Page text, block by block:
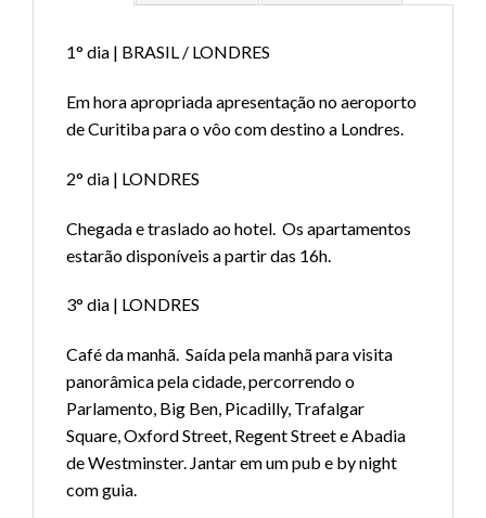
1° dia | BRASIL / LONDRES
Em hora apropriada apresentação no aeroporto
de Curitiba para o vôo com destino a Londres.
2° dia | LONDRES
Chegada e traslado ao hotel. Os apartamentos
estarão disponíveis a partir das 16h.
3° dia | LONDRES
Café da manhã. Saída pela manhã para visita
panorâmica pela cidade, percorrendo o
Parlamento, Big Ben, Picadilly, Trafalgar
Square, Oxford Street, Regent Street e Abadia
de Westminster. Jantar em um pub e by night
com guia.